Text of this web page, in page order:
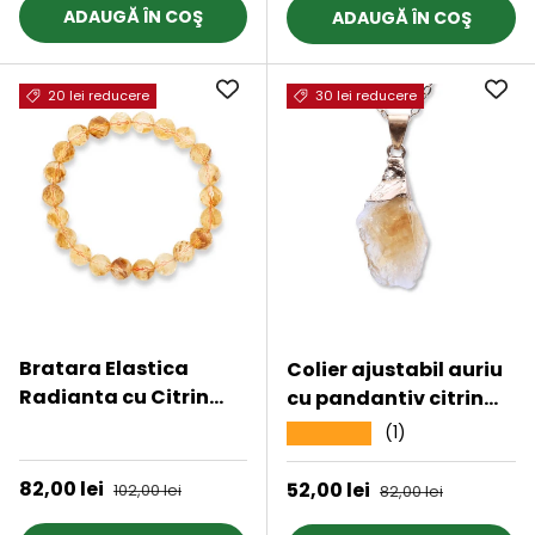
ADAUGĂ ÎN COŞ ADAUGĂ ÎN COŞ
20 lei reducere
Bratara Elastica
Radianta cu Citrin
Luminozitate si
Abundenta
Preț de vânzare
82,00 lei Preț obișnuit
102,00 lei
30 lei reducere
Colier ajustabil auriu
cu pandantiv citrin
brut - Energie si
Claritate
(1)
Preț de vânzare
52,00 lei Preț obișnuit
82,00 lei